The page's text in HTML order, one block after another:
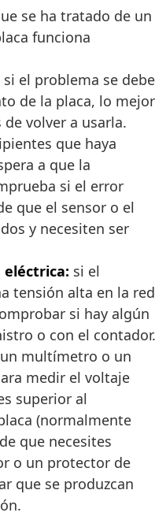
se ha tratado de un
funciona
si el problema se debe
de la placa, lo mejor
volver a usarla.
que haya
a que la
si el error
que el sensor o el
y necesiten ser
eléctrica: si el
tensión alta en la red
si hay algún
o con el contador.
multímetro o un
medir el voltaje
superior al
(normalmente
que necesites
o un protector de
que se produzcan